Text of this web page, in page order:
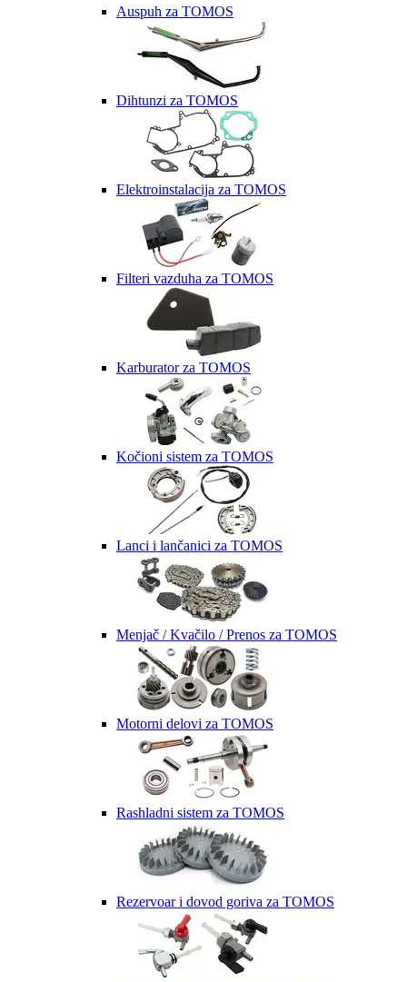
Auspuh za TOMOS
Dihtunzi za TOMOS
Elektroinstalacija za TOMOS
Filteri vazduha za TOMOS
Karburator za TOMOS
Kočioni sistem za TOMOS
Lanci i lančanici za TOMOS
Menjač / Kvačilo / Prenos za TOMOS
Motorni delovi za TOMOS
Rashladni sistem za TOMOS
Rezervoar i dovod goriva za TOMOS